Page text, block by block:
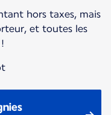
hors taxes, mais
et toutes les